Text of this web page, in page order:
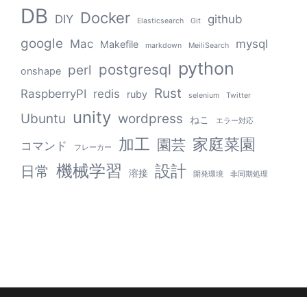
DB DIY Docker Elasticsearch Git github
google Mac Makefile markdown MeiliSearch mysql
onshape perl postgresql python
RaspberryPI redis ruby Rust selenium Twitter
Ubuntu unity wordpress ねこ エラー対応
コマンド フレーカー 加工 園芸 家庭菜園
日常 機械学習 溶接 設計 開発環境 非同期処理